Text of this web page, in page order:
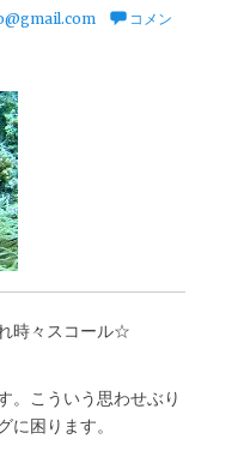
コメン
時々スコール☆
。こういう思わせぶり
に困ります。